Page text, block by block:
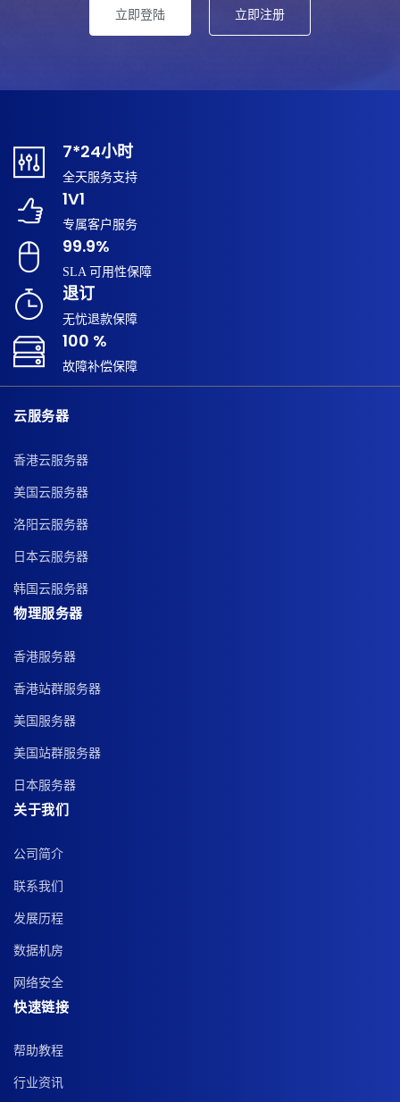
立即登陆 立即注册
7*24小时
全天服务支持
1V1
专属客户服务
99.9%
SLA 可用性保障
退订
无忧退款保障
100 %
故障补偿保障
云服务器
香港云服务器
美国云服务器
洛阳云服务器
日本云服务器
韩国云服务器
物理服务器
香港服务器
香港站群服务器
美国服务器
美国站群服务器
日本服务器
关于我们
公司简介
联系我们
发展历程
数据机房
网络安全
快速链接
帮助教程
行业资讯